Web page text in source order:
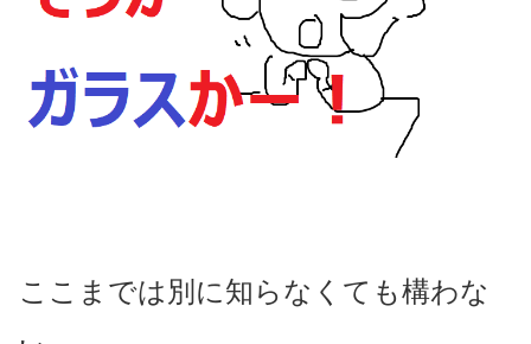
ここまでは別に知らなくても構わな